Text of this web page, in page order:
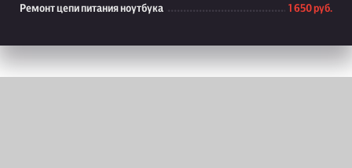
Ремонт цепи питания ноутбука 1 650 руб.